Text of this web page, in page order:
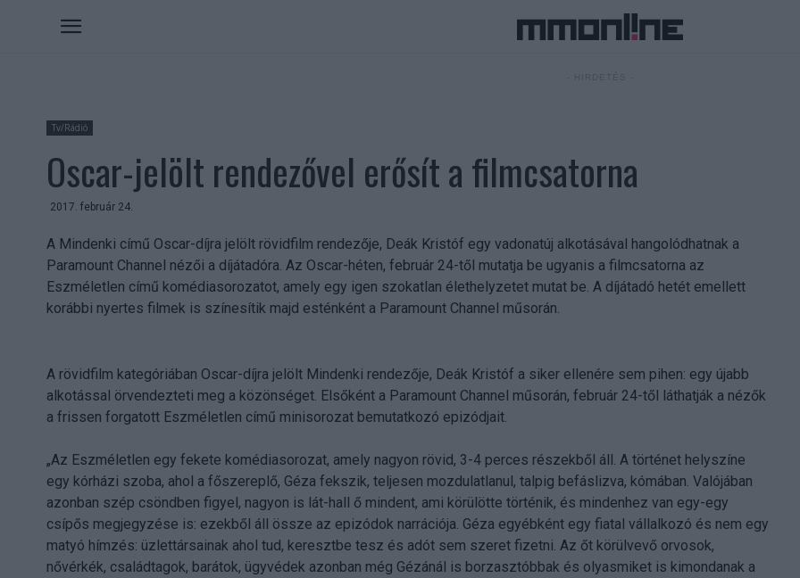
Tv/Rádió
Oscar-jelölt rendezővel erősít a filmcsatorna
2017. február 24.
A Mindenki című Oscar-díjra jelölt rövidfilm rendezője, Deák Kristóf egy vadonatúj alkotásával hangolódhatnak a
Paramount Channel nézői a díjátadóra. Az Oscar-héten, február 24-től mutatja be ugyanis a filmcsatorna az
Eszméletlen című komédiasorozatot, amely egy igen szokatlan élethelyzetet mutat be. A díjátadó hetét emellett
korábbi nyertes filmek is színesítik majd esténként a Paramount Channel műsorán.
A rövidfilm kategóriában Oscar-díjra jelölt Mindenki rendezője, Deák Kristóf a siker ellenére sem pihen: egy újabb
alkotással örvendezteti meg a közönséget. Elsőként a Paramount Channel műsorán, február 24-től láthatják a nézők
a frissen forgatott Eszméletlen című minisorozat bemutatkozó epizódjait.
„Az Eszméletlen egy fekete komédiasorozat, amely nagyon rövid, 3-4 perces részekből áll. A történet helyszíne
egy kórházi szoba, ahol a főszereplő, Géza fekszik, teljesen mozdulatlanul, talpig befáslizva, kómában. Valójában
azonban szép csöndben figyel, nagyon is lát-hall ő mindent, ami körülötte történik, és mindenhez van egy-egy
csípős megjegyzése is: ezekből áll össze az epizódok narrációja. Géza egyébként egy fiatal vállalkozó és nem egy
matyó hímzés: üzlettársainak ahol tud, keresztbe tesz és adót sem szeret fizetni. Az őt körülvevő orvosok,
nővérkék, családtagok, barátok, ügyvédek azonban még Gézánál is borzasztóbbak és olyasmiket is kimondanak a